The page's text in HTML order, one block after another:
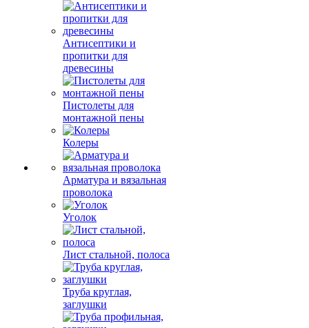
Антисептики и
пропитки для
древесины
Пистолеты для
монтажной пены
Колеры
Арматура и вязальная
проволока
Уголок
Лист стальной, полоса
Труба круглая,
заглушки